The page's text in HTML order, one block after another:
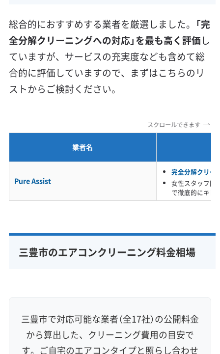
保証付き アフターフォロー
女性スタッフ在籍
エコ洗剤使用
アレルギー対策
ハウスダスト除去
利便性・サービス (12)
年末年始対応
防カビ・抗菌 消臭処理 防汚コーティング
総合的におすすめする業者を厳選しました。 「完
全分解クリーニングへの対応」を最も高く評価し
ていますが、サービスの充実度なども含めて総
合的に評価していますので、まずはこちらのリ
ストからご検討ください。
スクロールできます
業者名
Pure Assist
完全分解クリー
女性スタッフ同
で徹底的にキレ
三豊市のエアコンクリーニング料金相場
三豊市で対応可能な業者（全17社）の公開料金
から算出した、クリーニング費用の目安で
す。ご自宅のエアコンタイプと照らし合わせ